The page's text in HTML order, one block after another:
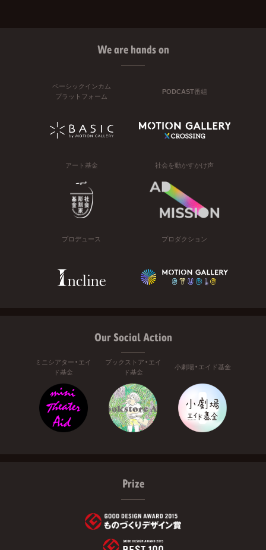
We are hands on
ベーシックインカム
プラットフォーム
PODCAST番組
アート基金 社会を動かすかけ声
プロデュース プロダクション
Our Social Action
ミニシアター・エイ
ド基金
ブックストア・エイ
ド基金
小劇場・エイド基金
Prize